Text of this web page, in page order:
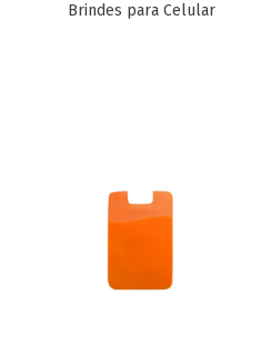
Brindes para Celular